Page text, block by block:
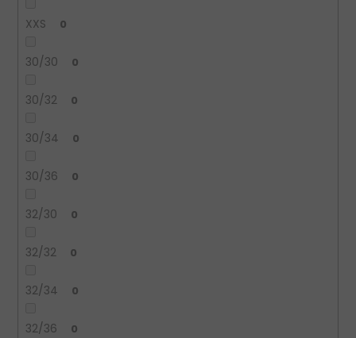
XXS 0
30/30 0
30/32 0
30/34 0
30/36 0
32/30 0
32/32 0
32/34 0
32/36 0